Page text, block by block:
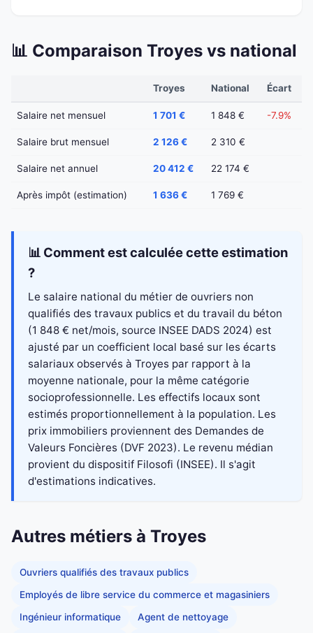
📊 Comparaison Troyes vs national
Troyes National Écart
Salaire net mensuel 1 701 € 1 848 € -7.9%
Salaire brut mensuel 2 126 € 2 310 €
Salaire net annuel 20 412 € 22 174 €
Après impôt (estimation) 1 636 € 1 769 €
📊 Comment est calculée cette estimation
?
Le salaire national du métier de ouvriers non
qualifiés des travaux publics et du travail du béton
(1 848 € net/mois, source INSEE DADS 2024) est
ajusté par un coefficient local basé sur les écarts
salariaux observés à Troyes par rapport à la
moyenne nationale, pour la même catégorie
socioprofessionnelle. Les effectifs locaux sont
estimés proportionnellement à la population. Les
prix immobiliers proviennent des Demandes de
Valeurs Foncières (DVF 2023). Le revenu médian
provient du dispositif Filosofi (INSEE). Il s'agit
d'estimations indicatives.
Autres métiers à Troyes
Ouvriers qualifiés des travaux publics
Employés de libre service du commerce et magasiniers
Ingénieur informatique Agent de nettoyage